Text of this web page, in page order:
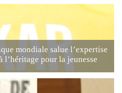
mondiale salue l’expertise
l’héritage pour la jeunesse